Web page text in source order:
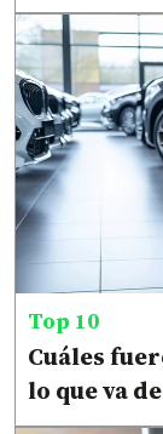
Top 10
Cuáles
lo que va